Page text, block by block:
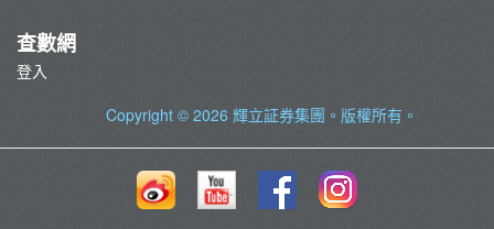
查數網
登入
Copyright © 2026 輝立証券集團 。版權所有。